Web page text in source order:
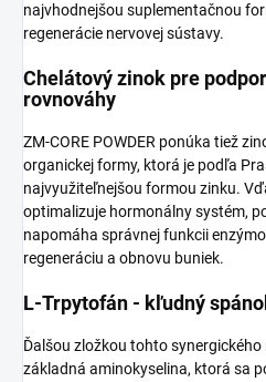
najvhodnejšou suplementačnou
regenerácie nervovej sústavy.
Chelátový zinok pre
rovnováhy
ZM-CORE POWDER ponúka tiež
organickej formy, ktorá je podľa
najvyužiteľnejšou formou zinku.
optimalizuje hormonálny systém,
napomáha správnej funkcii
regeneráciu a obnovu buniek.
L-Trpytofán - kľudný
Ďalšou zložkou tohto
základná aminokyselina, ktorá sa